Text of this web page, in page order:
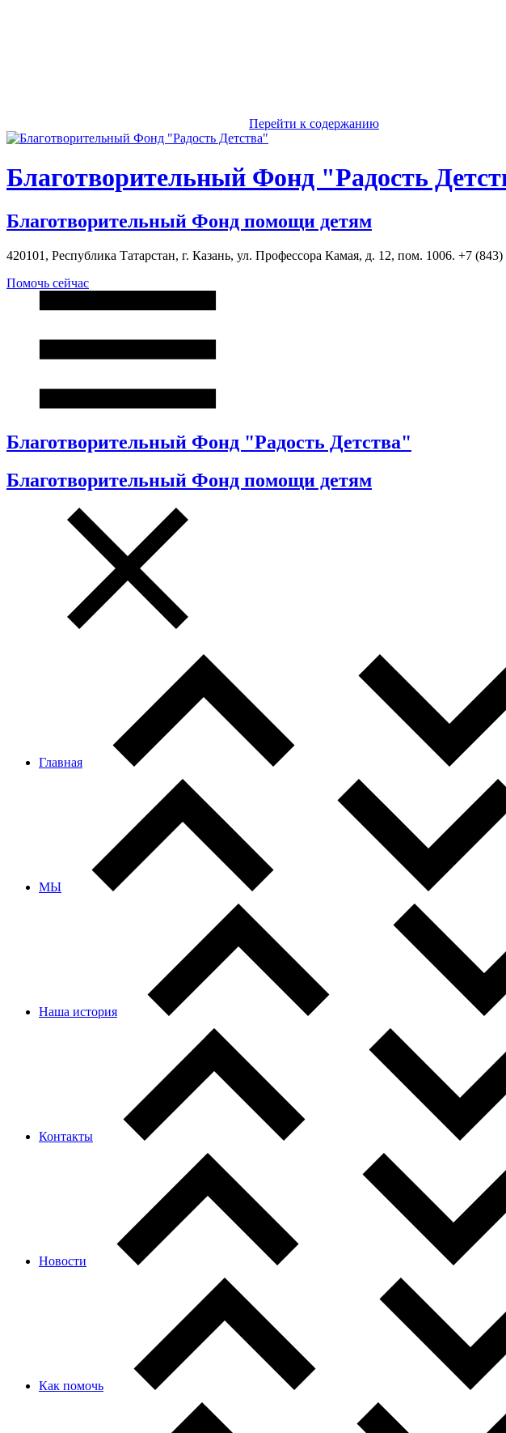
Перейти к содержанию
Благотворительный Фонд "Радость
Благотворительный Фонд помощи детям
420101, Республика Татарстан, г. Казань, ул. Профессора Камая, д. 12, пом. 1006. +7
Помочь сейчас
Благотворительный Фонд "Радость Детства"
Благотворительный Фонд помощи детям
Главная
МЫ
Наша история
Контакты
Новости
Как помочь